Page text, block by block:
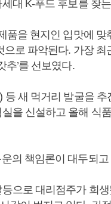
대 K-푸드 후보를 찾
품을 현지인 입맛에 맞
로 파악된다. 가장 최
추’를 선보였다.
새 먹거리 발굴을
을 신설하고 올해 식
의 책임론이 대두되고
으로 대리점주가 희